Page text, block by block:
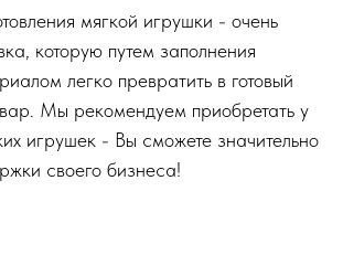
мягкой игрушки - очень
которую путем заполнения
легко превратить в готовый
Мы рекомендуем приобретать у
игрушек - Вы сможете значительно
своего бизнеса!